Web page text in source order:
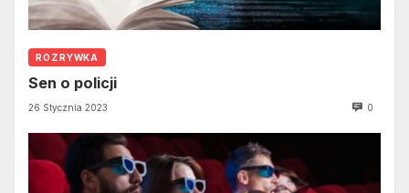
ROZRYWKA
Sen o policji
26 Stycznia 2023 0